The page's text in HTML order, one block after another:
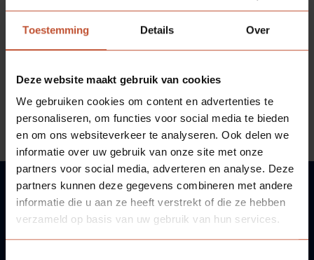
Toestemming Details Over
Deze website maakt gebruik van cookies
We gebruiken cookies om content en advertenties te
personaliseren, om functies voor social media te bieden
en om ons websiteverkeer te analyseren. Ook delen we
informatie over uw gebruik van onze site met onze
partners voor social media, adverteren en analyse. Deze
partners kunnen deze gegevens combineren met andere
informatie die u aan ze heeft verstrekt of die ze hebben
verzameld op basis van uw gebruik van hun services.
Technische documentatie
Veelgestelde vragen
krijg je een SVO van het testrapport te zien. Indien
gewenst is deze te downloaden.
Bekijk de 60+ dubbeldeurs matrix hier
VRAGEN?